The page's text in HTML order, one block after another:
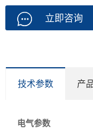
立即咨询
技术参数 产
电气参数